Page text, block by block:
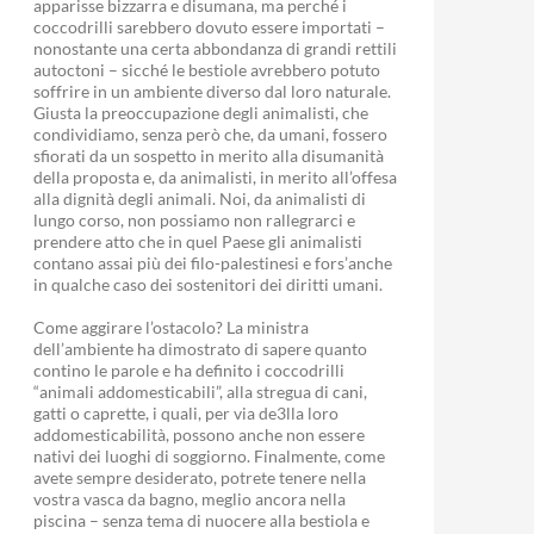
apparisse bizzarra e disumana, ma perché i
coccodrilli sarebbero dovuto essere importati –
nonostante una certa abbondanza di grandi rettili
autoctoni – sicché le bestiole avrebbero potuto
soffrire in un ambiente diverso dal loro naturale.
Giusta la preoccupazione degli animalisti, che
condividiamo, senza però che, da umani, fossero
sfiorati da un sospetto in merito alla disumanità
della proposta e, da animalisti, in merito all’offesa
alla dignità degli animali. Noi, da animalisti di
lungo corso, non possiamo non rallegrarci e
prendere atto che in quel Paese gli animalisti
contano assai più dei filo-palestinesi e fors’anche
in qualche caso dei sostenitori dei diritti umani.
Come aggirare l’ostacolo? La ministra
dell’ambiente ha dimostrato di sapere quanto
contino le parole e ha definito i coccodrilli
“animali addomesticabili”, alla stregua di cani,
gatti o caprette, i quali, per via de3lla loro
addomesticabilità, possono anche non essere
nativi dei luoghi di soggiorno. Finalmente, come
avete sempre desiderato, potrete tenere nella
vostra vasca da bagno, meglio ancora nella
piscina – senza tema di nuocere alla bestiola e